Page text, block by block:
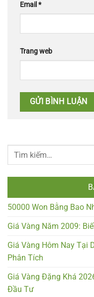
Email *
Trang web
50000 Won Bằng Bao
Giá Vàng Năm 2009:
Giá Vàng Hôm Nay Tại
Phân Tích
Giá Vàng Đặng Khá
Đầu Tư